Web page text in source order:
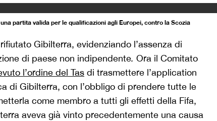
partita valida per le qualificazioni agli Europei, contro la Scozia
Gibilterra, evidenziando l’assenza di
di paese non indipendente. Ora il Comitato
l’ordine del Tas di trasmettere l’application
di Gibilterra, con l’obbligo di prendere tutte le
come membro a tutti gli effetti della Fifa,
aveva già vinto precedentemente una causa